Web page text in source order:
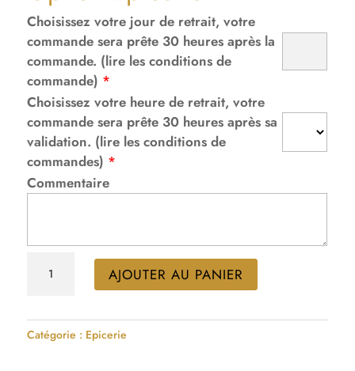
Choisissez votre jour de retrait, votre
commande sera prête 30 heures après la
commande. (lire les conditions de
commande) *
Choisissez votre heure de retrait, votre
commande sera prête 30 heures après sa
validation. (lire les conditions de
commandes) *
Commentaire
de
sablés
AJOUTER AU PANIER
Catégorie : Epicerie